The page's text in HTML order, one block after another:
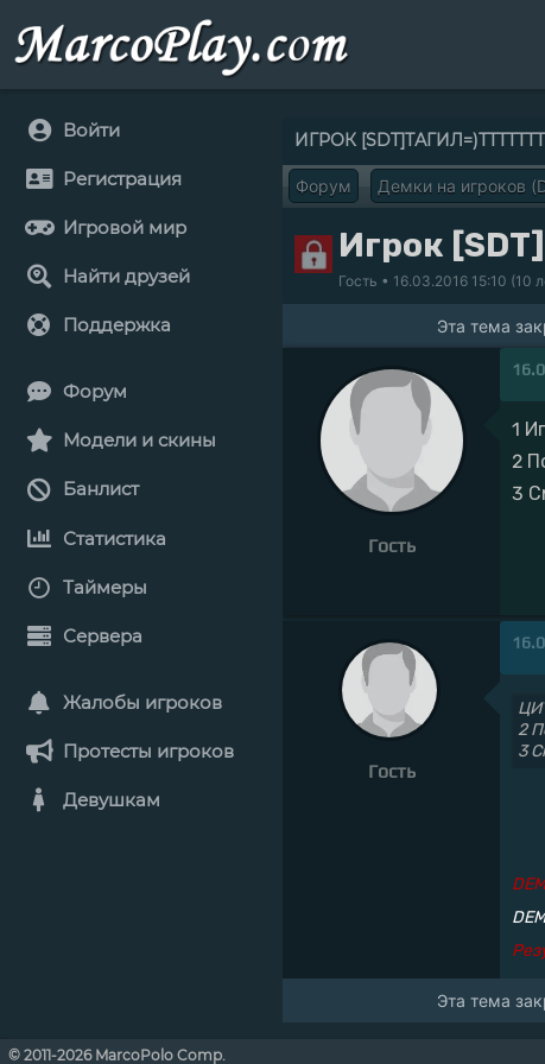
Войти
Регистрация
Игровой мир
Найти друзей
Поддержка
Форум
Модели и скины
Банлист
Статистика
Таймеры
Сервера
Жалобы игроков
Протесты игроков
Девушкам
ИГРОК
Форум Демки на игроков
Игрок
Гость • 16.03.2016 15:10 (10
Эта тема
Гость
1
2
3
Гость
2
3
Эта тема
© 2011-2026 MarcoPolo Comp.